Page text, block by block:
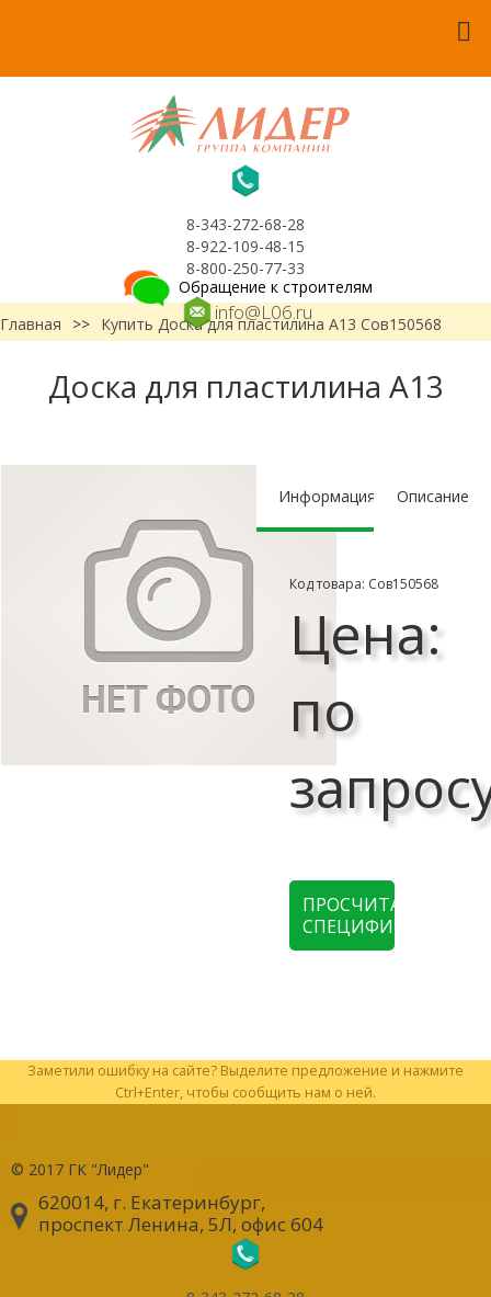
8-343-272-68-28
8-922-109-48-15
8-800-250-77-33
info@L06.ru
Обращение к строителям
Главная
>> Купить Доска для пластилина А13 Сов150568
Доска для пластилина А13
Информация Описание
Код товара: Сов150568
Цена:
по
ПРОСЧИТАТЬ
СПЕЦИФИКАЦИЮ
Заметили ошибку на сайте? Выделите предложение и нажмите
Ctrl+Enter, чтобы сообщить нам о ней.
© 2017 ГК "Лидер"
620014, г. Екатеринбург,
проспект Ленина, 5Л, офис 604